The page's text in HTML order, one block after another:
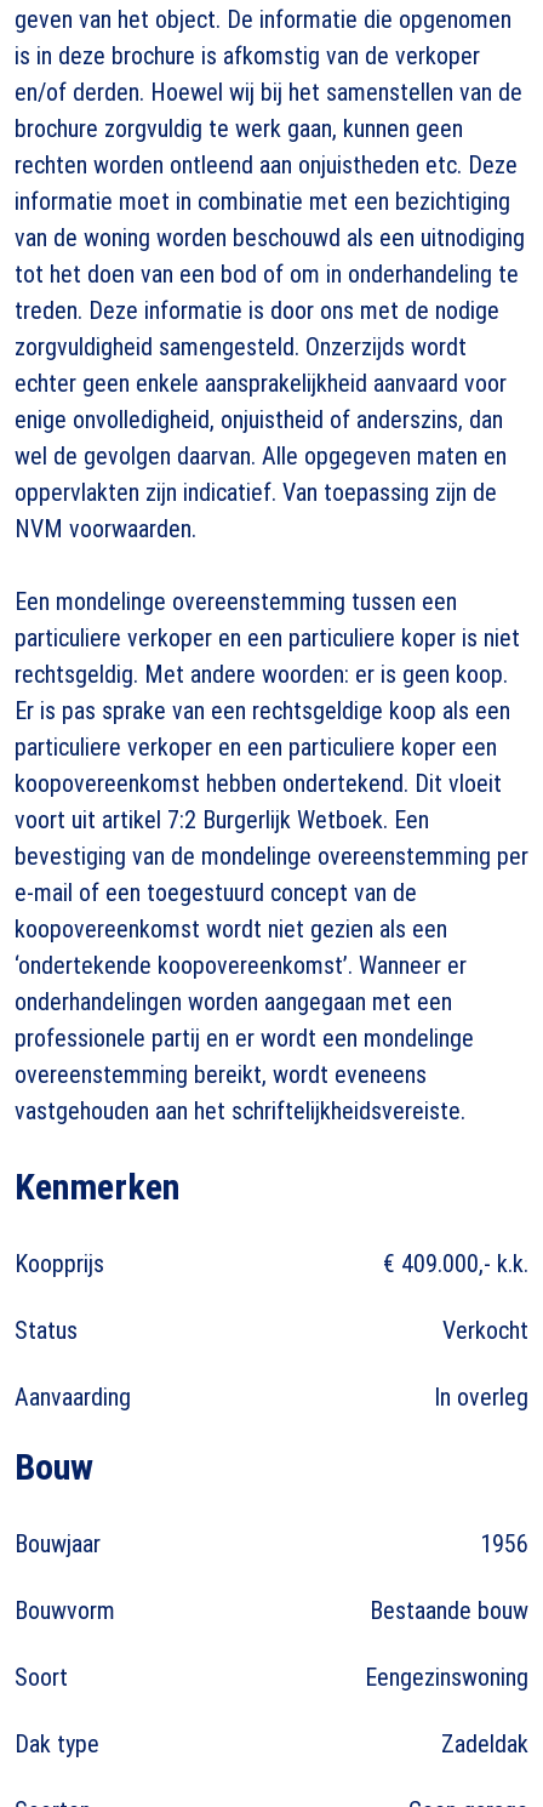
geven van het object. De informatie die opgenomen
is in deze brochure is afkomstig van de verkoper
en/of derden. Hoewel wij bij het samenstellen van de
brochure zorgvuldig te werk gaan, kunnen geen
rechten worden ontleend aan onjuistheden etc. Deze
informatie moet in combinatie met een bezichtiging
van de woning worden beschouwd als een uitnodiging
tot het doen van een bod of om in onderhandeling te
treden. Deze informatie is door ons met de nodige
zorgvuldigheid samengesteld. Onzerzijds wordt
echter geen enkele aansprakelijkheid aanvaard voor
enige onvolledigheid, onjuistheid of anderszins, dan
wel de gevolgen daarvan. Alle opgegeven maten en
oppervlakten zijn indicatief. Van toepassing zijn de
NVM voorwaarden.
Een mondelinge overeenstemming tussen een
particuliere verkoper en een particuliere koper is niet
rechtsgeldig. Met andere woorden: er is geen koop.
Er is pas sprake van een rechtsgeldige koop als een
particuliere verkoper en een particuliere koper een
koopovereenkomst hebben ondertekend. Dit vloeit
voort uit artikel 7:2 Burgerlijk Wetboek. Een
bevestiging van de mondelinge overeenstemming per
e-mail of een toegestuurd concept van de
koopovereenkomst wordt niet gezien als een
‘ondertekende koopovereenkomst’. Wanneer er
onderhandelingen worden aangegaan met een
professionele partij en er wordt een mondelinge
overeenstemming bereikt, wordt eveneens
vastgehouden aan het schriftelijkheidsvereiste.
Kenmerken
Koopprijs € 409.000,- k.k.
Status Verkocht
Aanvaarding In overleg
Bouw
Bouwjaar 1956
Bouwvorm Bestaande bouw
Soort Eengezinswoning
Dak type Zadeldak